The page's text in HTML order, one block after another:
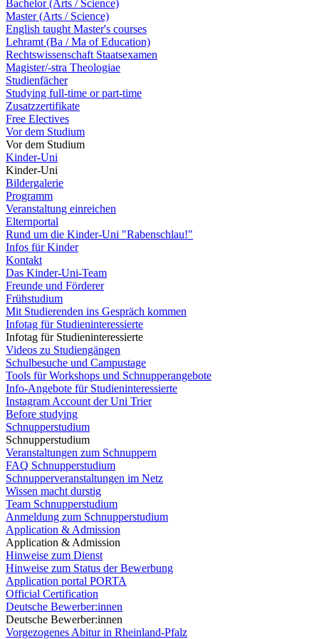
Bachelor (Arts / Science)
Master (Arts / Science)
English taught Master's courses
Lehramt (Ba / Ma of Education)
Rechtswissenschaft Staatsexamen
Magister/-stra Theologiae
Studienfächer
Studying full-time or part-time
Zusatzzertifikate
Free Electives
Vor dem Studium
Vor dem Studium
Kinder-Uni
Kinder-Uni
Bildergalerie
Programm
Veranstaltung einreichen
Elternportal
Rund um die Kinder-Uni "Rabenschlau!"
Infos für Kinder
Kontakt
Das Kinder-Uni-Team
Freunde und Förderer
Frühstudium
Mit Studierenden ins Gespräch kommen
Infotag für Studieninteressierte
Infotag für Studieninteressierte
Videos zu Studiengängen
Schulbesuche und Campustage
Tools für Workshops und Schnupperangebote
Info-Angebote für Studieninteressierte
Instagram Account der Uni Trier
Before studying
Schnupperstudium
Schnupperstudium
Veranstaltungen zum Schnuppern
FAQ Schnupperstudium
Schnupperveranstaltungen im Netz
Wissen macht durstig
Team Schnupperstudium
Anmeldung zum Schnupperstudium
Application & Admission
Application & Admission
Hinweise zum Dienst
Hinweise zum Status der Bewerbung
Application portal PORTA
Official Certification
Deutsche Bewerber:innen
Deutsche Bewerber:innen
Vorgezogenes Abitur in Rheinland-Pfalz